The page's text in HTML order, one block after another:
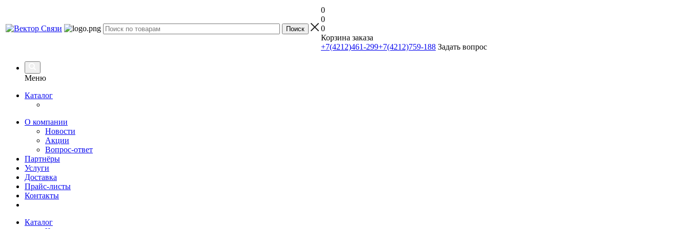
0
0
0
Корзина заказа
+7(4212)461-299+7(4212)759-188 Задать вопрос
Меню
Каталог
О компании
Новости
Акции
Вопрос-ответ
Партнёры
Услуги
Доставка
Прайс-листы
Контакты
Каталог